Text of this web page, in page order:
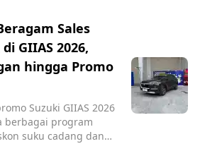
Sales
GIIAS 2026,
hingga Promo
Suzuki GIIAS 2026
berbagai program
suku cadang dan
di ICE BSD City.